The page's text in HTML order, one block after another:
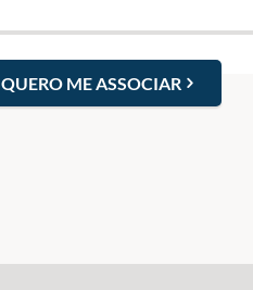
QUERO ME ASSOCIAR